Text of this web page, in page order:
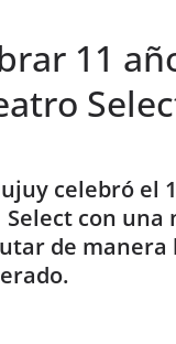
11
celebró el
con una
de